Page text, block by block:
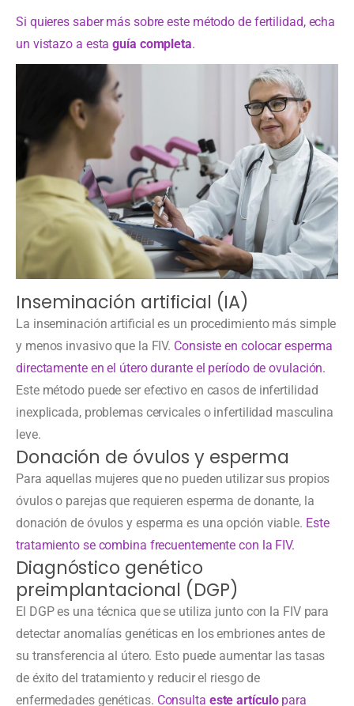
Si quieres saber más sobre este método de fertilidad, echa
un vistazo a estaguía completa.
Inseminación artificial (IA)
La inseminación artificial es un procedimiento más simple
y menos invasivo que la FIV. Consiste en colocar esperma
directamente en el útero durante el período de ovulación.
Este método puede ser efectivo en casos de infertilidad
inexplicada, problemas cervicales o infertilidad masculina
leve.
Donación de óvulos y esperma
Para aquellas mujeres que no pueden utilizar sus propios
óvulos o parejas que requieren esperma de donante, la
donación de óvulos y esperma es una opción viable. Este
tratamiento se combina frecuentemente con la FIV.
Diagnóstico genético
preimplantacional (DGP)
El DGP es una técnica que se utiliza junto con la FIV para
detectar anomalías genéticas en los embriones antes de
su transferencia al útero. Esto puede aumentar las tasas
de éxito del tratamiento y reducir el riesgo de
enfermedades genéticas. Consulta este artículopara